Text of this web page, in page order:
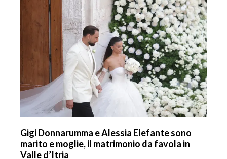
Gigi Donnarumma e Alessia Elefante sono
marito e moglie, il matrimonio da favola in
Valle d’Itria